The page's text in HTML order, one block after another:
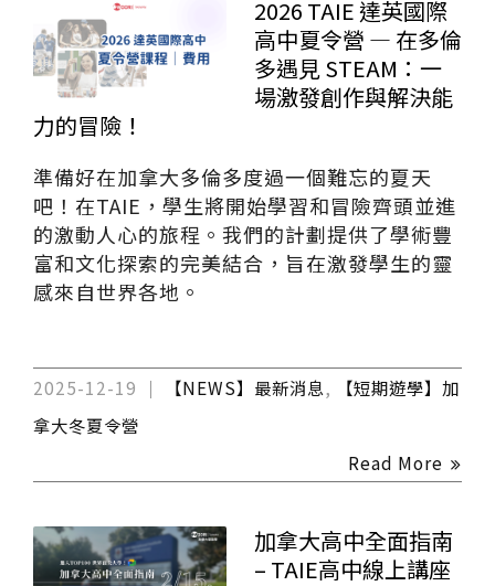
2026 TAIE 達英國際
高中夏令營 — 在多倫
多遇見 STEAM：一
場激發創作與解決能
力的冒險！
準備好在加拿大多倫多度過一個難忘的夏天
吧！在TAIE，學生將開始學習和冒險齊頭並進
的激動人心的旅程。我們的計劃提供了學術豐
富和文化探索的完美結合，旨在激發學生的靈
感來自世界各地。
2025-12-19 【NEWS】最新消息,
【短期遊學】加
拿大冬夏令營
Read More
加拿大高中全面指南
– TAIE高中線上講座